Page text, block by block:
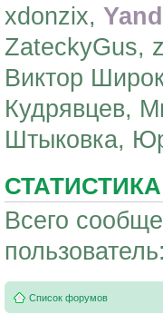
xdonzix,
ZateckyGus,
Виктор
Кудрявцев,
Штыковка,
СТАТИСТИКА
Всего
пользователь:
Список форумов